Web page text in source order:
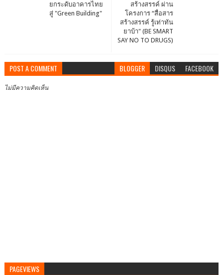
สร้างสรรค์ ผ่าน
โครงการ “สื่อสาร
สร้างสรรค์ รู้เท่าทัน
ยาบ้า" (BE SMART
SAY NO TO DRUGS)
ยกระดับอาคารไทย
สู่ "Green Building"
POST A COMMENT BLOGGER DISQUS FACEBOOK
ไม่มีความคิดเห็น
PAGEVIEWS